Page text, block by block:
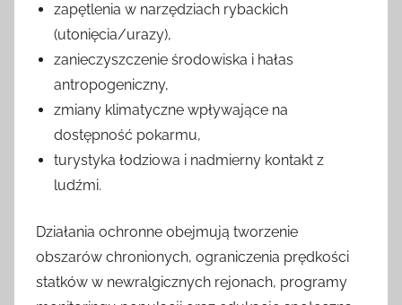
zapętlenia w narzędziach rybackich
(utonięcia/urazy),
zanieczyszczenie środowiska i hałas
antropogeniczny,
zmiany klimatyczne wpływające na
dostępność pokarmu,
turystyka łodziowa i nadmierny kontakt z
ludźmi.
Działania ochronne obejmują tworzenie
obszarów chronionych, ograniczenia prędkości
statków w newralgicznych rejonach, programy